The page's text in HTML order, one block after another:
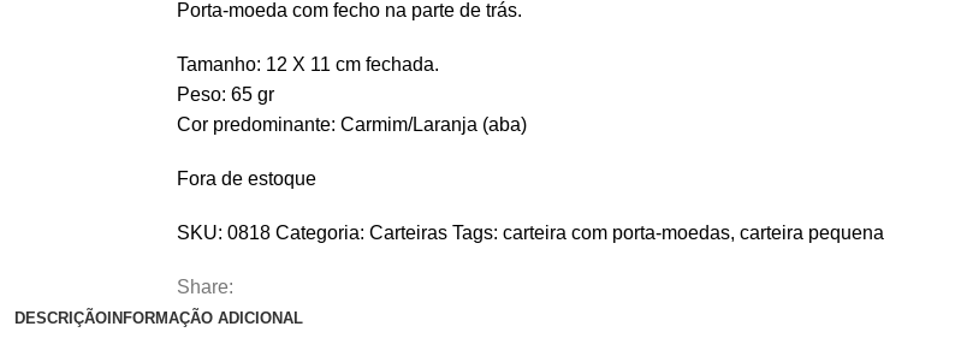
Porta-moeda com fecho na parte de trás.
Tamanho: 12 X 11 cm fechada.
Peso: 65 gr
Cor predominante: Carmim/Laranja (aba)
Fora de estoque
SKU: 0818 Categoria: Carteiras Tags: carteira com porta-moedas, carteira pequena
Share:
DESCRIÇÃO INFORMAÇÃO ADICIONAL